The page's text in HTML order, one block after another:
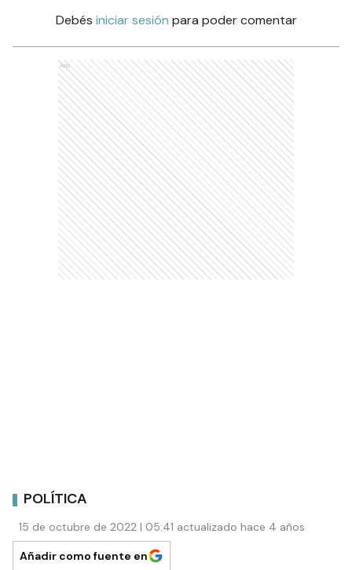
Debés iniciar sesión para poder comentar
Ads
POLÍTICA
15 de octubre de 2022 | 05:41 actualizado hace 4 años
Añadir como fuente en